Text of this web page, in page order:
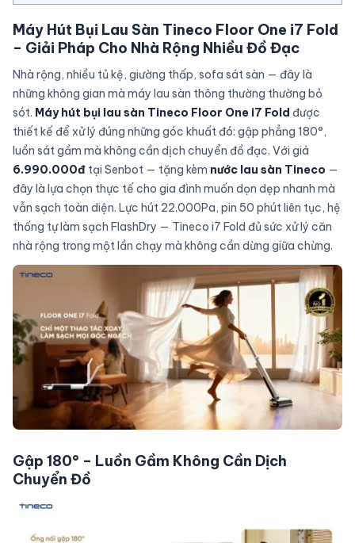
Máy Hút Bụi Lau Sàn Tineco Floor One i7 Fold
– Giải Pháp Cho Nhà Rộng Nhiều Đồ Đạc
Nhà rộng, nhiều tủ kệ, giường thấp, sofa sát sàn — đây là
những không gian mà máy lau sàn thông thường thường bỏ
sót. Máy hút bụi lau sàn Tineco Floor One i7 Fold được
thiết kế để xử lý đúng những góc khuất đó: gập phẳng 180°,
luồn sát gầm mà không cần dịch chuyển đồ đạc. Với giá
6.990.000đ tại Senbot — tặng kèm nước lau sàn Tineco —
đây là lựa chọn thực tế cho gia đình muốn dọn dẹp nhanh mà
vẫn sạch toàn diện. Lực hút 22.000Pa, pin 50 phút liên tục, hệ
thống tự làm sạch FlashDry — Tineco i7 Fold đủ sức xử lý căn
nhà rộng trong một lần chạy mà không cần dừng giữa chừng.
Gập 180° – Luồn Gầm Không Cần Dịch
Chuyển Đồ